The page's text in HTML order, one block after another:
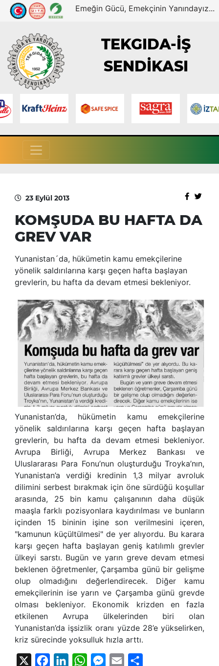
Emeğin Gücü, Emekçinin Yanındayız...
TEKGIDA-İŞ
SENDİKASI
23 Eylül 2013
KOMŞUDA BU HAFTA DA
GREV VAR
Yunanistan´da, hükümetin kamu emekçilerine
yönelik saldırılarına karşı geçen hafta başlayan
grevlerin, bu hafta da devam etmesi bekleniyor.
Yunanistan’da, hükümetin kamu emekçilerine
yönelik saldırılarına karşı geçen hafta başlayan
grevlerin, bu hafta da devam etmesi bekleniyor.
Avrupa Birliği, Avrupa Merkez Bankası ve
Uluslararası Para Fonu’nun oluşturduğu Troyka’nın,
Yunanistan’a verdiği kredinin 1,3 milyar avroluk
dilimini serbest bırakmak için öne sürdüğü koşullar
arasında, 25 bin kamu çalışanının daha düşük
maaşla farklı pozisyonlara kaydırılması ve bunların
içinden 15 bininin işine son verilmesini içeren,
"kamunun küçültülmesi" de yer alıyordu. Bu karara
karşı geçen hafta başlayan geniş katılımlı grevler
ülkeyi sarstı. Bugün ve yarın greve devam etmesi
beklenen öğretmenler, Çarşamba günü bir gelişme
olup olmadığını değerlendirecek. Diğer kamu
emekçilerinin ise yarın ve Çarşamba günü grevde
olması bekleniyor. Ekonomik krizden en fazla
etkilenen Avrupa ülkelerinden biri olan
Yunanistan’da işsizlik oranı yüzde 28’e yükselirken,
kriz sürecinde yoksulluk hızla arttı.
FacebookLinkedInWhatsAppMessenger
Email